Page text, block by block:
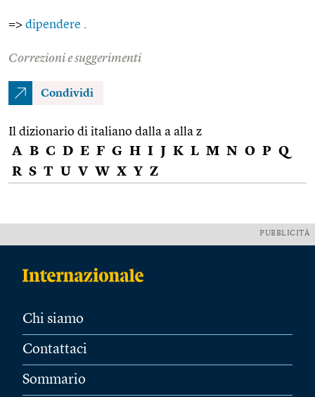
=> dipendere
Correzioni e suggerimenti
Condividi
Il dizionario di italiano dalla a alla z
A B C D E F G H I J K L M N O P Q
R S T U V W X Y Z
PUBBLICITÀ
Chi siamo
Contattaci
Sommario